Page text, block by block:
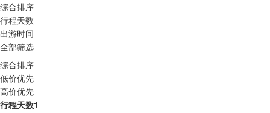
综合排序
行程天数
出游时间
全部筛选
综合排序
低价优先
高价优先
行程天数1